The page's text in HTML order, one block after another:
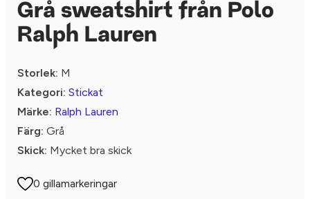
Grå sweatshirt från Polo
Ralph Lauren
Storlek: M
Kategori: Stickat
Märke: Ralph Lauren
Färg: Grå
Skick: Mycket bra skick
0 gillamarkeringar